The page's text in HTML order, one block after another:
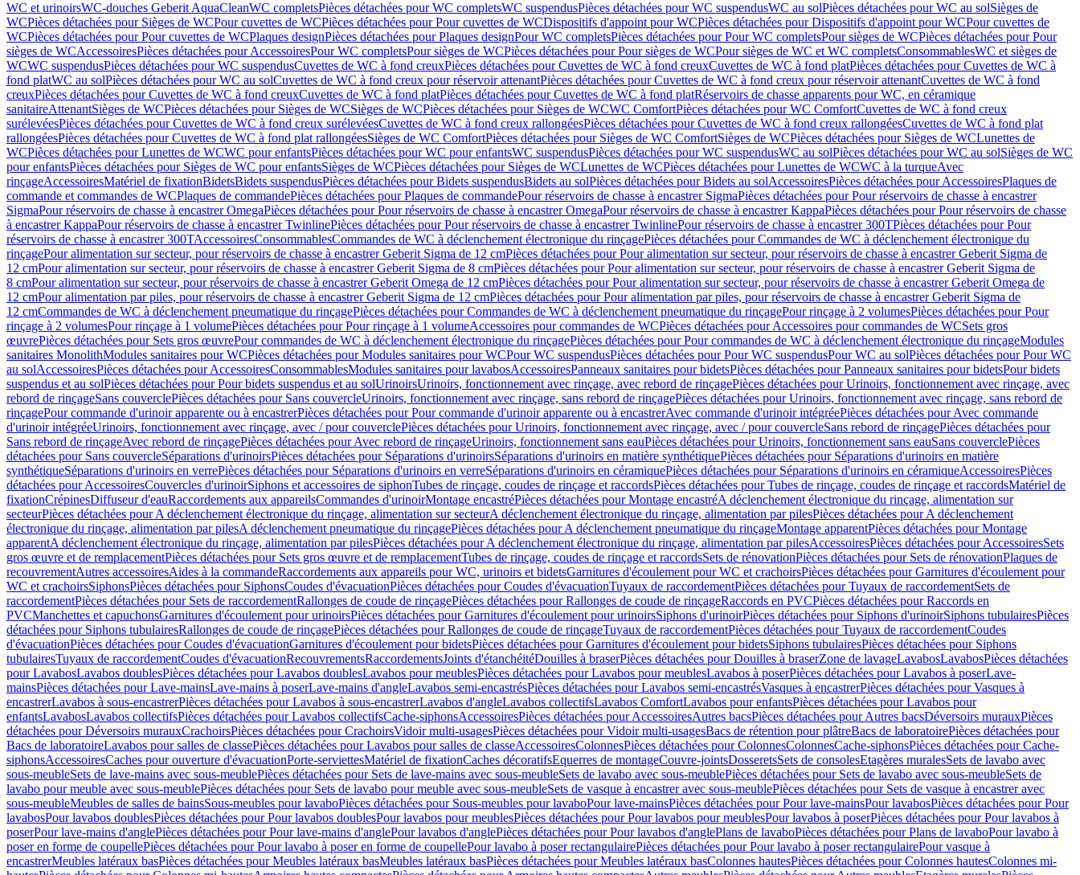
WC et urinoirsWC-douches Geberit AquaCleanWC completsPièces détachées pour WC completsWC suspendusPièces détachées pour WC suspendusWC au solPièces détachées pour WC au solSièges de
WCPièces détachées pour Sièges de WCPour cuvettes de WCPièces détachées pour Pour cuvettes de WCDispositifs d'appoint pour WCPièces détachées pour Dispositifs d'appoint pour WCPour cuvettes de
WCPièces détachées pour Pour cuvettes de WCPlaques designPièces détachées pour Plaques designPour WC completsPièces détachées pour Pour WC completsPour sièges de WCPièces détachées pour Pour
sièges de WCAccessoiresPièces détachées pour AccessoiresPour WC completsPour sièges de WCPièces détachées pour Pour sièges de WCPour sièges de WC et WC completsConsommablesWC et sièges de
WCWC suspendusPièces détachées pour WC suspendusCuvettes de WC à fond creuxPièces détachées pour Cuvettes de WC à fond creuxCuvettes de WC à fond platPièces détachées pour Cuvettes de WC à
fond platWC au solPièces détachées pour WC au solCuvettes de WC à fond creux pour réservoir attenantPièces détachées pour Cuvettes de WC à fond creux pour réservoir attenantCuvettes de WC à fond
creuxPièces détachées pour Cuvettes de WC à fond creuxCuvettes de WC à fond platPièces détachées pour Cuvettes de WC à fond platRéservoirs de chasse apparents pour WC, en céramique
sanitaireAttenantSièges de WCPièces détachées pour Sièges de WCSièges de WCPièces détachées pour Sièges de WCWC ComfortPièces détachées pour WC ComfortCuvettes de WC à fond creux
surélevéesPièces détachées pour Cuvettes de WC à fond creux surélevéesCuvettes de WC à fond creux rallongéesPièces détachées pour Cuvettes de WC à fond creux rallongéesCuvettes de WC à fond plat
rallongéesPièces détachées pour Cuvettes de WC à fond plat rallongéesSièges de WC ComfortPièces détachées pour Sièges de WC ComfortSièges de WCPièces détachées pour Sièges de WCLunettes de
WCPièces détachées pour Lunettes de WCWC pour enfantsPièces détachées pour WC pour enfantsWC suspendusPièces détachées pour WC suspendusWC au solPièces détachées pour WC au solSièges de WC
pour enfantsPièces détachées pour Sièges de WC pour enfantsSièges de WCPièces détachées pour Sièges de WCLunettes de WCPièces détachées pour Lunettes de WCWC à la turqueAvec
rinçageAccessoiresMatériel de fixationBidetsBidets suspendusPièces détachées pour Bidets suspendusBidets au solPièces détachées pour Bidets au solAccessoiresPièces détachées pour AccessoiresPlaques de
commande et commandes de WCPlaques de commandePièces détachées pour Plaques de commandePour réservoirs de chasse à encastrer SigmaPièces détachées pour Pour réservoirs de chasse à encastrer
SigmaPour réservoirs de chasse à encastrer OmegaPièces détachées pour Pour réservoirs de chasse à encastrer OmegaPour réservoirs de chasse à encastrer KappaPièces détachées pour Pour réservoirs de chasse
à encastrer KappaPour réservoirs de chasse à encastrer TwinlinePièces détachées pour Pour réservoirs de chasse à encastrer TwinlinePour réservoirs de chasse à encastrer 300TPièces détachées pour Pour
réservoirs de chasse à encastrer 300TAccessoiresConsommablesCommandes de WC à déclenchement électronique du rinçagePièces détachées pour Commandes de WC à déclenchement électronique du
rinçagePour alimentation sur secteur, pour réservoirs de chasse à encastrer Geberit Sigma de 12 cmPièces détachées pour Pour alimentation sur secteur, pour réservoirs de chasse à encastrer Geberit Sigma de
12 cmPour alimentation sur secteur, pour réservoirs de chasse à encastrer Geberit Sigma de 8 cmPièces détachées pour Pour alimentation sur secteur, pour réservoirs de chasse à encastrer Geberit Sigma de
8 cmPour alimentation sur secteur, pour réservoirs de chasse à encastrer Geberit Omega de 12 cmPièces détachées pour Pour alimentation sur secteur, pour réservoirs de chasse à encastrer Geberit Omega de
12 cmPour alimentation par piles, pour réservoirs de chasse à encastrer Geberit Sigma de 12 cmPièces détachées pour Pour alimentation par piles, pour réservoirs de chasse à encastrer Geberit Sigma de
12 cmCommandes de WC à déclenchement pneumatique du rinçagePièces détachées pour Commandes de WC à déclenchement pneumatique du rinçagePour rinçage à 2 volumesPièces détachées pour Pour
rinçage à 2 volumesPour rinçage à 1 volumePièces détachées pour Pour rinçage à 1 volumeAccessoires pour commandes de WCPièces détachées pour Accessoires pour commandes de WCSets gros
œuvrePièces détachées pour Sets gros œuvrePour commandes de WC à déclenchement électronique du rinçagePièces détachées pour Pour commandes de WC à déclenchement électronique du rinçageModules
sanitaires MonolithModules sanitaires pour WCPièces détachées pour Modules sanitaires pour WCPour WC suspendusPièces détachées pour Pour WC suspendusPour WC au solPièces détachées pour Pour WC
au solAccessoiresPièces détachées pour AccessoiresConsommablesModules sanitaires pour lavabosAccessoiresPanneaux sanitaires pour bidetsPièces détachées pour Panneaux sanitaires pour bidetsPour bidets
suspendus et au solPièces détachées pour Pour bidets suspendus et au solUrinoirsUrinoirs, fonctionnement avec rinçage, avec rebord de rinçagePièces détachées pour Urinoirs, fonctionnement avec rinçage, avec
rebord de rinçageSans couverclePièces détachées pour Sans couvercleUrinoirs, fonctionnement avec rinçage, sans rebord de rinçagePièces détachées pour Urinoirs, fonctionnement avec rinçage, sans rebord de
rinçagePour commande d'urinoir apparente ou à encastrerPièces détachées pour Pour commande d'urinoir apparente ou à encastrerAvec commande d'urinoir intégréePièces détachées pour Avec commande
d'urinoir intégréeUrinoirs, fonctionnement avec rinçage, avec / pour couverclePièces détachées pour Urinoirs, fonctionnement avec rinçage, avec / pour couvercleSans rebord de rinçagePièces détachées pour
Sans rebord de rinçageAvec rebord de rinçagePièces détachées pour Avec rebord de rinçageUrinoirs, fonctionnement sans eauPièces détachées pour Urinoirs, fonctionnement sans eauSans couverclePièces
détachées pour Sans couvercleSéparations d'urinoirsPièces détachées pour Séparations d'urinoirsSéparations d'urinoirs en matière synthétiquePièces détachées pour Séparations d'urinoirs en matière
synthétiqueSéparations d'urinoirs en verrePièces détachées pour Séparations d'urinoirs en verreSéparations d'urinoirs en céramiquePièces détachées pour Séparations d'urinoirs en céramiqueAccessoiresPièces
détachées pour AccessoiresCouvercles d'urinoirSiphons et accessoires de siphonTubes de rinçage, coudes de rinçage et raccordsPièces détachées pour Tubes de rinçage, coudes de rinçage et raccordsMatériel de
fixationCrépinesDiffuseur d'eauRaccordements aux appareilsCommandes d'urinoirMontage encastréPièces détachées pour Montage encastréA déclenchement électronique du rinçage, alimentation sur
secteurPièces détachées pour A déclenchement électronique du rinçage, alimentation sur secteurA déclenchement électronique du rinçage, alimentation par pilesPièces détachées pour A déclenchement
électronique du rinçage, alimentation par pilesA déclenchement pneumatique du rinçagePièces détachées pour A déclenchement pneumatique du rinçageMontage apparentPièces détachées pour Montage
apparentA déclenchement électronique du rinçage, alimentation par pilesPièces détachées pour A déclenchement électronique du rinçage, alimentation par pilesAccessoiresPièces détachées pour AccessoiresSets
gros œuvre et de remplacementPièces détachées pour Sets gros œuvre et de remplacementTubes de rinçage, coudes de rinçage et raccordsSets de rénovationPièces détachées pour Sets de rénovationPlaques de
recouvrementAutres accessoiresAides à la commandeRaccordements aux appareils pour WC, urinoirs et bidetsGarnitures d'écoulement pour WC et crachoirsPièces détachées pour Garnitures d'écoulement pour
WC et crachoirsSiphonsPièces détachées pour SiphonsCoudes d'évacuationPièces détachées pour Coudes d'évacuationTuyaux de raccordementPièces détachées pour Tuyaux de raccordementSets de
raccordementPièces détachées pour Sets de raccordementRallonges de coude de rinçagePièces détachées pour Rallonges de coude de rinçageRaccords en PVCPièces détachées pour Raccords en
PVCManchettes et capuchonsGarnitures d'écoulement pour urinoirsPièces détachées pour Garnitures d'écoulement pour urinoirsSiphons d'urinoirPièces détachées pour Siphons d'urinoirSiphons tubulairesPièces
détachées pour Siphons tubulairesRallonges de coude de rinçagePièces détachées pour Rallonges de coude de rinçageTuyaux de raccordementPièces détachées pour Tuyaux de raccordementCoudes
d'évacuationPièces détachées pour Coudes d'évacuationGarnitures d'écoulement pour bidetsPièces détachées pour Garnitures d'écoulement pour bidetsSiphons tubulairesPièces détachées pour Siphons
tubulairesTuyaux de raccordementCoudes d'évacuationRecouvrementsRaccordementsJoints d'étanchéitéDouilles à braserPièces détachées pour Douilles à braserZone de lavageLavabosLavabosPièces détachées
pour LavabosLavabos doublesPièces détachées pour Lavabos doublesLavabos pour meublesPièces détachées pour Lavabos pour meublesLavabos à poserPièces détachées pour Lavabos à poserLave-
mainsPièces détachées pour Lave-mainsLave-mains à poserLave-mains d'angleLavabos semi-encastrésPièces détachées pour Lavabos semi-encastrésVasques à encastrerPièces détachées pour Vasques à
encastrerLavabos à sous-encastrerPièces détachées pour Lavabos à sous-encastrerLavabos d'angleLavabos collectifsLavabos ComfortLavabos pour enfantsPièces détachées pour Lavabos pour
enfantsLavabosLavabos collectifsPièces détachées pour Lavabos collectifsCache-siphonsAccessoiresPièces détachées pour AccessoiresAutres bacsPièces détachées pour Autres bacsDéversoirs murauxPièces
détachées pour Déversoirs murauxCrachoirsPièces détachées pour CrachoirsVidoir multi-usagesPièces détachées pour Vidoir multi-usagesBacs de rétention pour plâtreBacs de laboratoirePièces détachées pour
Bacs de laboratoireLavabos pour salles de classePièces détachées pour Lavabos pour salles de classeAccessoiresColonnesPièces détachées pour ColonnesColonnesCache-siphonsPièces détachées pour Cache-
siphonsAccessoiresCaches pour ouverture d'évacuationPorte-serviettesMatériel de fixationCaches décoratifsEquerres de montageCouvre-jointsDosseretsSets de consolesEtagères muralesSets de lavabo avec
sous-meubleSets de lave-mains avec sous-meublePièces détachées pour Sets de lave-mains avec sous-meubleSets de lavabo avec sous-meublePièces détachées pour Sets de lavabo avec sous-meubleSets de
lavabo pour meuble avec sous-meublePièces détachées pour Sets de lavabo pour meuble avec sous-meubleSets de vasque à encastrer avec sous-meublePièces détachées pour Sets de vasque à encastrer avec
sous-meubleMeubles de salles de bainsSous-meubles pour lavaboPièces détachées pour Sous-meubles pour lavaboPour lave-mainsPièces détachées pour Pour lave-mainsPour lavabosPièces détachées pour Pour
lavabosPour lavabos doublesPièces détachées pour Pour lavabos doublesPour lavabos pour meublesPièces détachées pour Pour lavabos pour meublesPour lavabos à poserPièces détachées pour Pour lavabos à
poserPour lave-mains d'anglePièces détachées pour Pour lave-mains d'anglePour lavabos d'anglePièces détachées pour Pour lavabos d'anglePlans de lavaboPièces détachées pour Plans de lavaboPour lavabo à
poser en forme de coupellePièces détachées pour Pour lavabo à poser en forme de coupellePour lavabo à poser rectangulairePièces détachées pour Pour lavabo à poser rectangulairePour vasque à
encastrerMeubles latéraux basPièces détachées pour Meubles latéraux basMeubles latéraux basPièces détachées pour Meubles latéraux basColonnes hautesPièces détachées pour Colonnes hautesColonnes mi-